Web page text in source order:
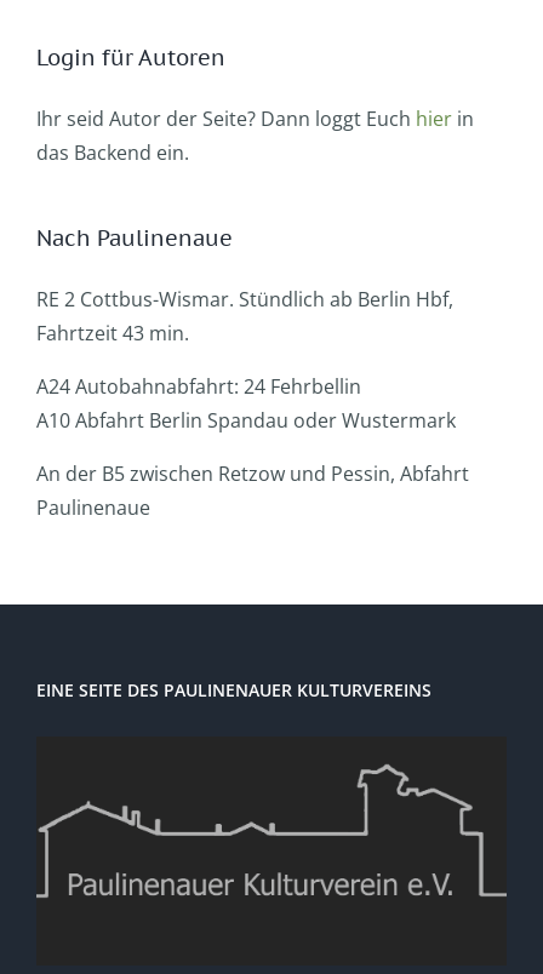
Login für Autoren
Ihr seid Autor der Seite? Dann loggt Euch hier in
das Backend ein.
Nach Paulinenaue
RE 2 Cottbus-Wismar. Stündlich ab Berlin Hbf,
Fahrtzeit 43 min.
A24 Autobahnabfahrt: 24 Fehrbellin
A10 Abfahrt Berlin Spandau oder Wustermark
An der B5 zwischen Retzow und Pessin, Abfahrt
Paulinenaue
EINE SEITE DES PAULINENAUER KULTURVEREINS